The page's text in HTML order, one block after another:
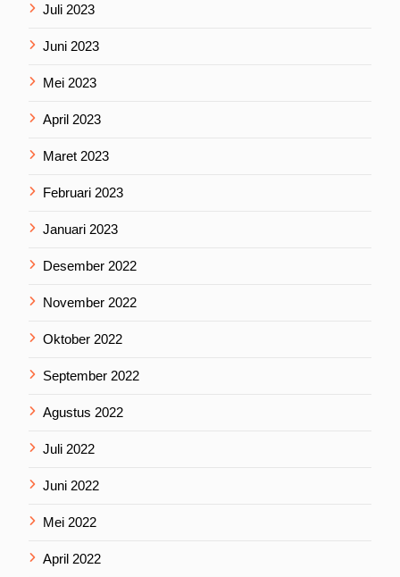
Juli 2023
Juni 2023
Mei 2023
April 2023
Maret 2023
Februari 2023
Januari 2023
Desember 2022
November 2022
Oktober 2022
September 2022
Agustus 2022
Juli 2022
Juni 2022
Mei 2022
April 2022